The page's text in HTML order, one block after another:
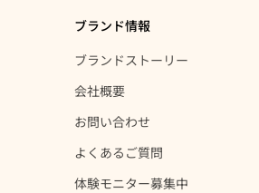
ブランド情報
ブランドストーリー
会社概要
お問い合わせ
よくあるご質問
体験モニター募集中